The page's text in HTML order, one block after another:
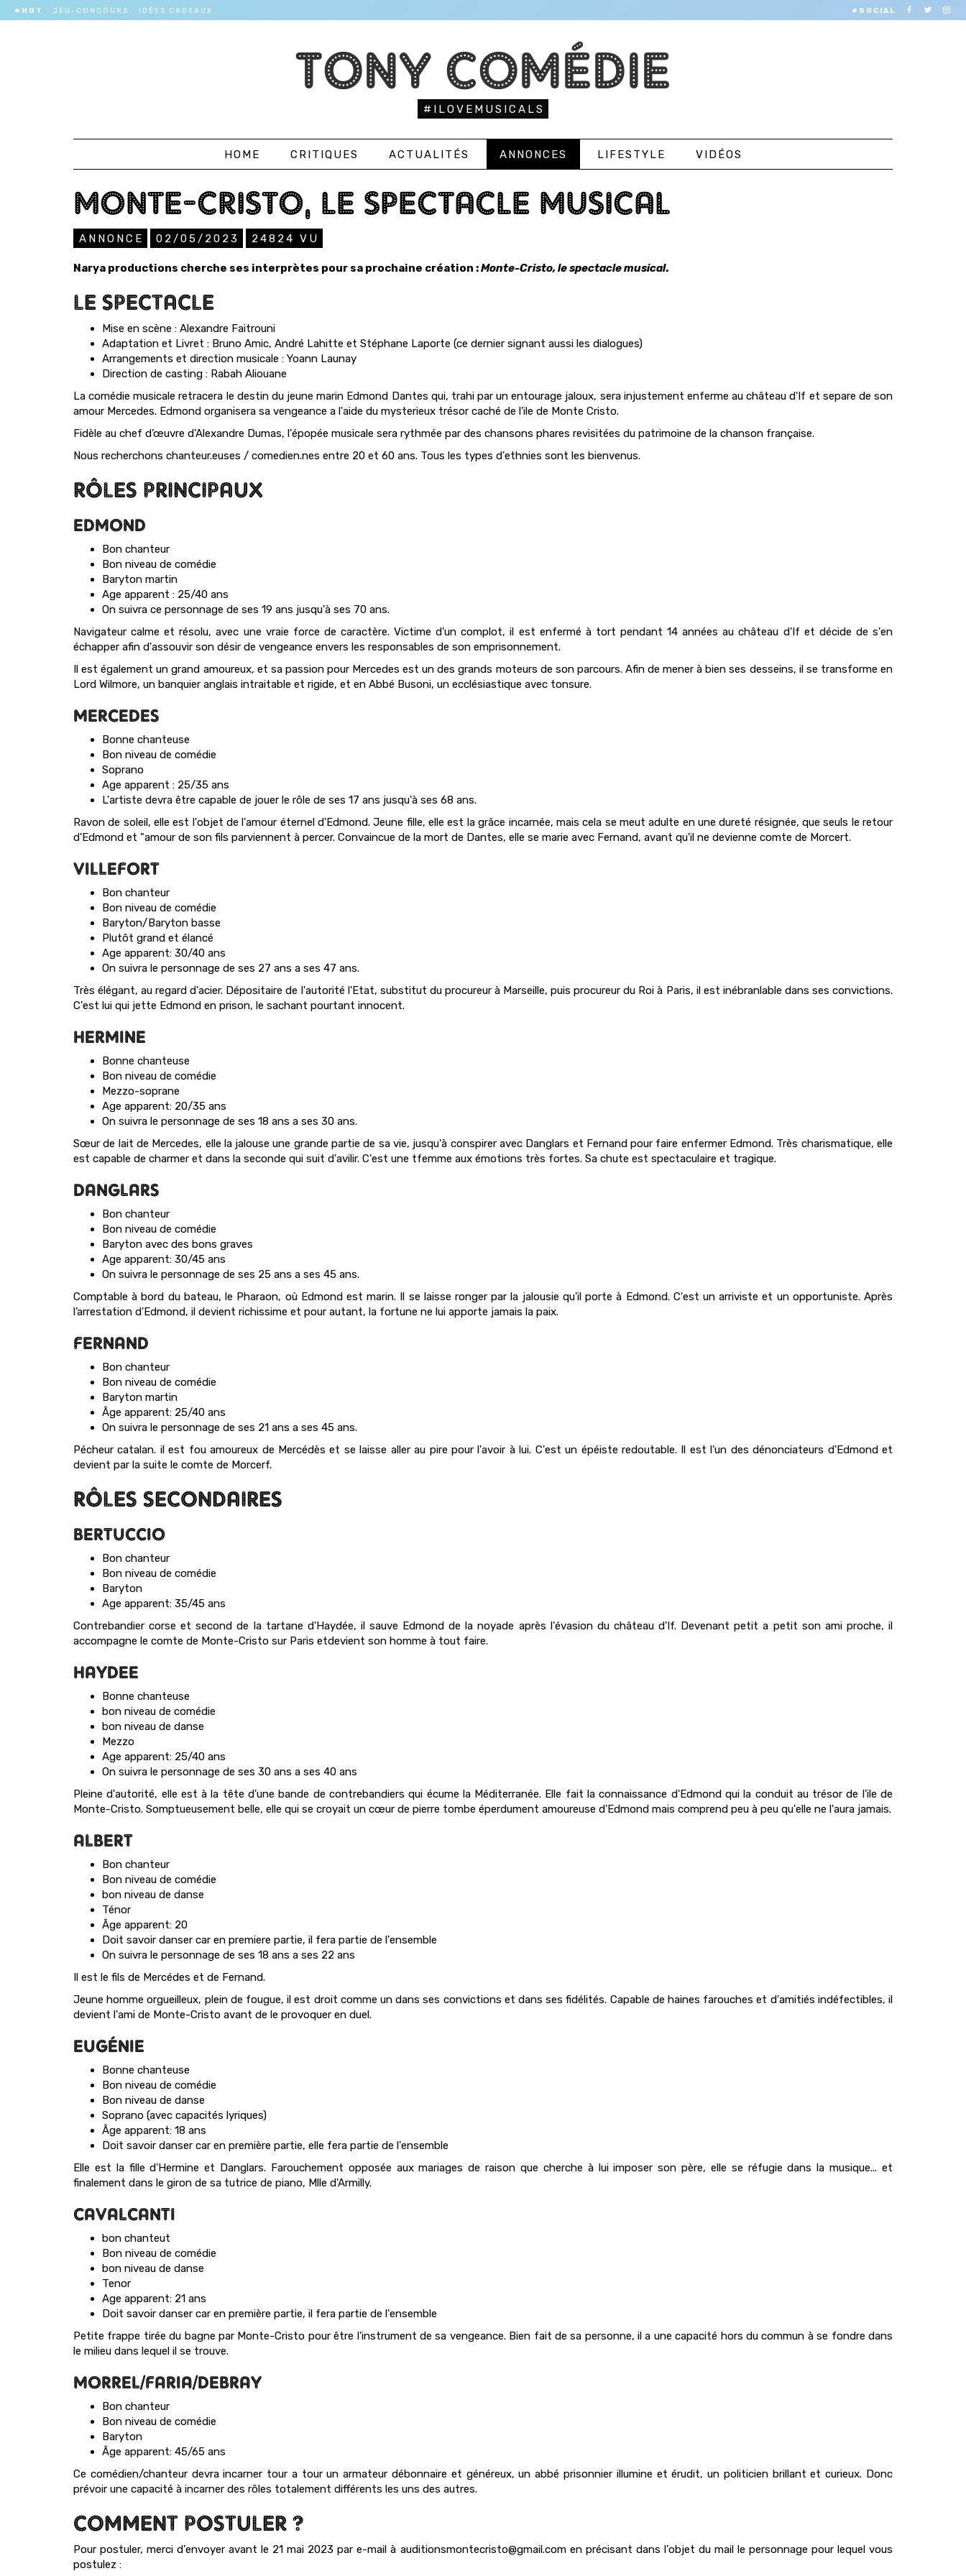
#SOCIAL
#HOT JEU-CONCOURS IDÉES CADEAUX
TONY COMÉDIE
#ILOVEMUSICALS
HOME CRITIQUES ACTUALITÉS ANNONCES LIFESTYLE VIDÉOS
MONTE-CRISTO, LE SPECTACLE MUSICAL
ANNONCE 02/05/2023 24824 VU
Narya productions cherche ses interprètes pour sa prochaine création :Monte-Cristo, le spectacle musical.
LE SPECTACLE
Mise en scène : Alexandre Faitrouni
Adaptation et Livret : Bruno Amic, André Lahitte et Stéphane Laporte (ce dernier signant aussi les dialogues)
Arrangements et direction musicale : Yoann Launay
Direction de casting : Rabah Aliouane
La comédie musicale retracera le destin du jeune marin Edmond Dantes qui, trahi par un entourage jaloux, sera injustement enferme au château d'If et separe de son
amour Mercedes. Edmond organisera sa vengeance a l'aide du mysterieux trésor caché de l'ile de Monte Cristo.
Fidèle au chef d’œuvre d'Alexandre Dumas, l'épopée musicale sera rythmée par des chansons phares revisitées du patrimoine de la chanson française.
Nous recherchons chanteur.euses / comedien.nes entre 20 et 60 ans. Tous les types d'ethnies sont les bienvenus.
RÔLES PRINCIPAUX
EDMOND
Bon chanteur
Bon niveau de comédie
Baryton martin
Age apparent : 25/40 ans
On suivra ce personnage de ses 19 ans jusqu'à ses 70 ans.
Navigateur calme et résolu, avec une vraie force de caractère. Victime d'un complot, il est enfermé à tort pendant 14 années au château d'If et décide de s'en
échapper afin d'assouvir son désir de vengeance envers les responsables de son emprisonnement.
Il est également un grand amoureux, et sa passion pour Mercedes est un des grands moteurs de son parcours. Afin de mener à bien ses desseins, il se transforme en
Lord Wilmore, un banquier anglais intraitable et rigide, et en Abbé Busoni, un ecclésiastique avec tonsure.
MERCEDES
Bonne chanteuse
Bon niveau de comédie
Soprano
Age apparent : 25/35 ans
L'artiste devra être capable de jouer le rôle de ses 17 ans jusqu'à ses 68 ans.
Ravon de soleil, elle est l'objet de l'amour éternel d'Edmond. Jeune fille, elle est la grâce incarnée, mais cela se meut adulte en une dureté résignée, que seuls le retour
d'Edmond et "amour de son fils parviennent à percer. Convaincue de la mort de Dantes, elle se marie avec Fernand, avant qu'il ne devienne comte de Morcert.
VILLEFORT
Bon chanteur
Bon niveau de comédie
Baryton/Baryton basse
Plutôt grand et élancé
Age apparent: 30/40 ans
On suivra le personnage de ses 27 ans a ses 47 ans.
Très élégant, au regard d'acier. Dépositaire de l'autorité l'Etat, substitut du procureur à Marseille, puis procureur du Roi à Paris, il est inébranlable dans ses convictions.
C'est lui qui jette Edmond en prison, le sachant pourtant innocent.
HERMINE
Bonne chanteuse
Bon niveau de comédie
Mezzo-soprane
Age apparent: 20/35 ans
On suivra le personnage de ses 18 ans a ses 30 ans.
Sœur de lait de Mercedes, elle la jalouse une grande partie de sa vie, jusqu'à conspirer avec Danglars et Fernand pour faire enfermer Edmond. Très charismatique, elle
est capable de charmer et dans la seconde qui suit d'avilir. C'est une tfemme aux émotions très fortes. Sa chute est spectaculaire et tragique.
DANGLARS
Bon chanteur
Bon niveau de comédie
Baryton avec des bons graves
Age apparent: 30/45 ans
On suivra le personnage de ses 25 ans a ses 45 ans.
Comptable à bord du bateau, le Pharaon, où Edmond est marin. Il se laisse ronger par la jalousie qu'il porte à Edmond. C'est un arriviste et un opportuniste. Après
l’arrestation d'Edmond, il devient richissime et pour autant, la fortune ne lui apporte jamais la paix.
FERNAND
Bon chanteur
Bon niveau de comédie
Baryton martin
Âge apparent: 25/40 ans
On suivra le personnage de ses 21 ans a ses 45 ans.
Pécheur catalan. il est fou amoureux de Mercédès et se laisse aller au pire pour l'avoir à lui. C'est un épéiste redoutable. Il est l'un des dénonciateurs d'Edmond et
devient par la suite le comte de Morcerf.
RÔLES SECONDAIRES
BERTUCCIO
Bon chanteur
Bon niveau de comédie
Baryton
Age apparent: 35/45 ans
Contrebandier corse et second de la tartane d'Haydée, il sauve Edmond de la noyade après l'évasion du château d'If. Devenant petit a petit son ami proche, il
accompagne le comte de Monte-Cristo sur Paris etdevient son homme à tout faire.
HAYDEE
Bonne chanteuse
bon niveau de comédie
bon niveau de danse
Mezzo
Age apparent: 25/40 ans
On suivra le personnage de ses 30 ans a ses 40 ans
Pleine d'autorité, elle est à la tête d'une bande de contrebandiers qui écume la Méditerranée. Elle fait la connaissance d'Edmond qui la conduit au trésor de l'ile de
Monte-Cristo. Somptueusement belle, elle qui se croyait un cœur de pierre tombe éperdument amoureuse d'Edmond mais comprend peu à peu qu'elle ne l'aura jamais.
ALBERT
Bon chanteur
Bon niveau de comédie
bon niveau de danse
Ténor
Âge apparent: 20
Doit savoir danser car en premiere partie, il fera partie de l'ensemble
On suivra le personnage de ses 18 ans a ses 22 ans
Il est le fils de Mercédes et de Fernand.
Jeune homme orgueilleux, plein de fougue, il est droit comme un dans ses convictions et dans ses fidélités. Capable de haines farouches et d'amitiés indéfectibles, il
devient l'ami de Monte-Cristo avant de le provoquer en duel.
EUGÉNIE
Bonne chanteuse
Bon niveau de comédie
Bon niveau de danse
Soprano (avec capacités lyriques)
Âge apparent: 18 ans
Doit savoir danser car en première partie, elle fera partie de l'ensemble
Elle est la fille d'Hermine et Danglars. Farouchement opposée aux mariages de raison que cherche à lui imposer son père, elle se réfugie dans la musique... et
finalement dans le giron de sa tutrice de piano, Mlle d'Armilly.
CAVALCANTI
bon chanteut
Bon niveau de comédie
bon niveau de danse
Tenor
Age apparent: 21 ans
Doit savoir danser car en première partie, il fera partie de l'ensemble
Petite frappe tirée du bagne par Monte-Cristo pour être l'instrument de sa vengeance. Bien fait de sa personne, il a une capacité hors du commun à se fondre dans
le milieu dans lequel il se trouve.
MORREL/FARIA/DEBRAY
Bon chanteur
Bon niveau de comédie
Baryton
Âge apparent: 45/65 ans
Ce comédien/chanteur devra incarner tour a tour un armateur débonnaire et généreux, un abbé prisonnier illumine et érudit, un politicien brillant et curieux. Donc
prévoir une capacité à incarner des rôles totalement différents les uns des autres.
COMMENT POSTULER ?
Pour postuler, merci d'envoyer avant le 21 mai 2023 par e-mail à auditionsmontecristo@gmail.com en précisant dans l'objet du mail le personnage pour lequel vous
postulez :